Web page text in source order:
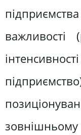
важливості